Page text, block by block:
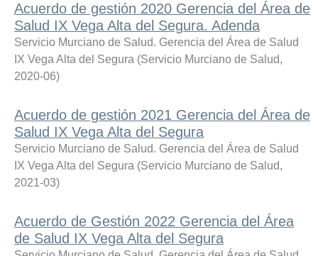
Acuerdo de gestión 2020 Gerencia del Área de
Salud IX Vega Alta del Segura. Adenda
Servicio Murciano de Salud. Gerencia del Área de Salud
IX Vega Alta del Segura (Servicio Murciano de Salud,
2020-06)
Acuerdo de gestión 2021 Gerencia del Área de
Salud IX Vega Alta del Segura
Servicio Murciano de Salud. Gerencia del Área de Salud
IX Vega Alta del Segura (Servicio Murciano de Salud,
2021-03)
Acuerdo de Gestión 2022 Gerencia del Área
de Salud IX Vega Alta del Segura